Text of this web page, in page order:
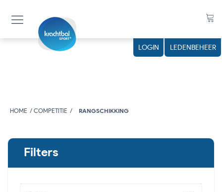
LOGIN LEDENBEHEER
HOME COMPETITIE RANGSCHIKKING
Filters